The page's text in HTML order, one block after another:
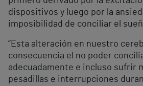
dispositivos y luego por la
imposibilidad de conciliar el
“Esta alteración en nuestro
consecuencia el no poder
adecuadamente e incluso sufrir
pesadillas e interrupciones